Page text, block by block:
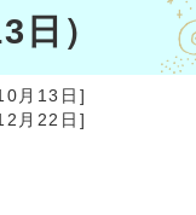
日）
月13日 ]
月22日 ]